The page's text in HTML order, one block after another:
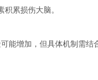
累损伤大脑。
能增加，但具体机制需结